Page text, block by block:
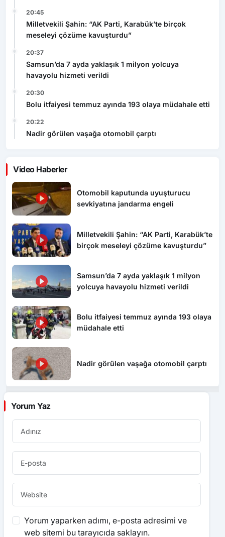
20:45
Milletvekili Şahin: “AK Parti, Karabük’te birçok
meseleyi çözüme kavuşturdu”
20:37
Samsun’da 7 ayda yaklaşık 1 milyon yolcuya
havayolu hizmeti verildi
20:30
Bolu itfaiyesi temmuz ayında 193 olaya müdahale etti
20:22
Nadir görülen vaşağa otomobil çarptı
Video Haberler
Otomobil kaputunda uyuşturucu
sevkiyatına jandarma engeli
Milletvekili Şahin: “AK Parti, Karabük’te
birçok meseleyi çözüme kavuşturdu”
Samsun’da 7 ayda yaklaşık 1 milyon
yolcuya havayolu hizmeti verildi
Bolu itfaiyesi temmuz ayında 193 olaya
müdahale etti
Nadir görülen vaşağa otomobil çarptı
Yorum Yaz
Yorum yaparken adımı, e-posta adresimi ve
web sitemi bu tarayıcıda saklayın.